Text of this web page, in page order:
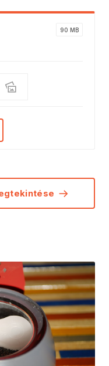
90 MB